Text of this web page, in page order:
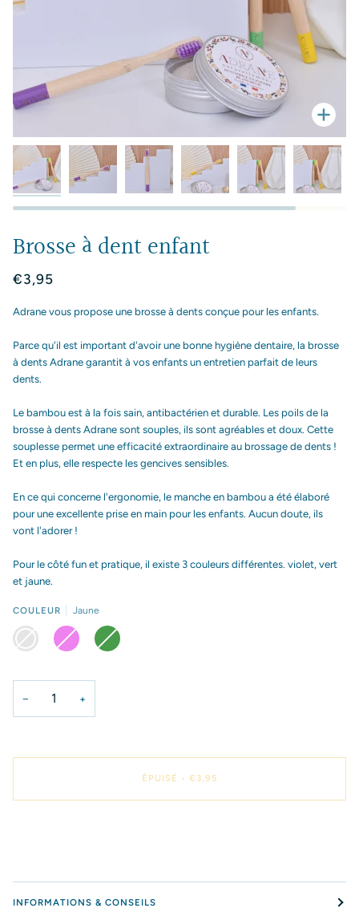
Brosse à dent enfant
€3,95
Adrane vous propose une brosse à dents conçue pour les enfants.
Parce qu'il est important d'avoir une bonne hygiène dentaire, la brosse
à dents Adrane garantit à vos enfants un entretien parfait de leurs
dents.
Le bambou est à la fois sain, antibactérien et durable. Les poils de la
brosse à dents Adrane sont souples, ils sont agréables et doux. Cette
souplesse permet une efficacité extraordinaire au brossage de dents !
Et en plus, elle respecte les gencives sensibles.
En ce qui concerne l'ergonomie, le manche en bambou a été élaboré
pour une excellente prise en main pour les enfants. Aucun doute, ils
vont l'adorer !
Pour le côté fun et pratique, il existe 3 couleurs différentes. violet, vert
et jaune.
COULEUR
Jaune
JAUNE
VIOLET VERT
− +
ÉPUISÉ • €3,95
INFORMATIONS & CONSEILS